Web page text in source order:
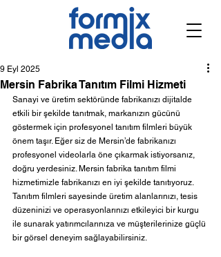
Mersin Fabrika Tanıtım Filmi Hizmeti
9 Eyl 2025
Sanayi ve üretim sektöründe fabrikanızı dijitalde
etkili bir şekilde tanıtmak, markanızın gücünü
göstermek için profesyonel tanıtım filmleri büyük
önem taşır. Eğer siz de Mersin’de fabrikanızı
profesyonel videolarla öne çıkarmak istiyorsanız,
doğru yerdesiniz. Mersin fabrika tanıtım filmi
hizmetimizle fabrikanızı en iyi şekilde tanıtıyoruz.
Tanıtım filmleri sayesinde üretim alanlarınızı, tesis
düzeninizi ve operasyonlarınızı etkileyici bir kurgu
ile sunarak yatırımcılarınıza ve müşterilerinize güçlü
bir görsel deneyim sağlayabilirsiniz.